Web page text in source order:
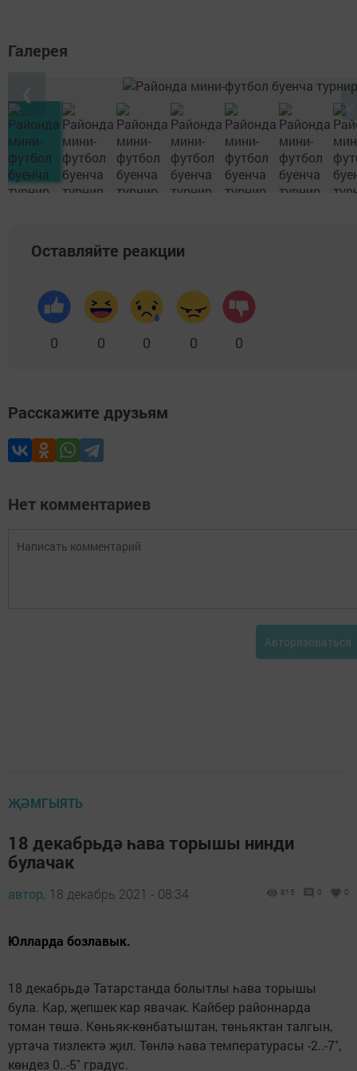
Галерея
Оставляйте реакции
0 0 0 0 0
Расскажите друзьям
Нет комментариев
Авторизоваться
ҖӘМГЫЯТЬ
18 декабрьдә һава торышы нинди
булачак
автор, 18 декабрь 2021 - 08:34 815 0 0
Юлларда бозлавык.
18 декабрьдә Татарстанда болытлы һава торышы
була. Кар, җепшек кар явачак. Кайбер районнарда
томан төшә. Көньяк-көнбатыштан, төньяктан талгын,
уртача тизлектә җил. Төнлә һава температурасы -2..-7˚,
көндез 0..-5˚ градус.